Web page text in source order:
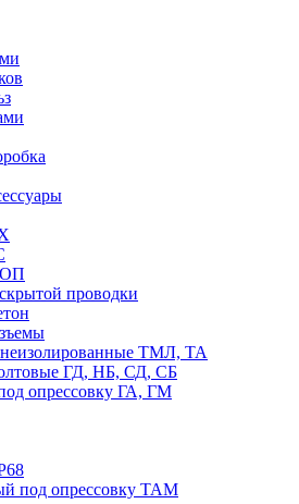
ОП
проводки
ТМЛ, ТА
ГД, НБ, СД, СБ
опрессовку ГА, ГМ
под опрессовку ТАМ